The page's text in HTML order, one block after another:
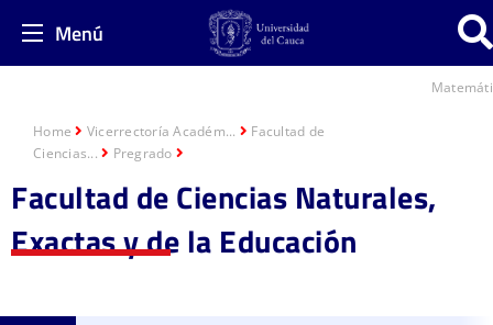
Menú
Home Vicerrectoría Académ...
Facultad de
Ciencias...
Pregrado
Facultad de Ciencias Naturales,
Exactas y de la Educación